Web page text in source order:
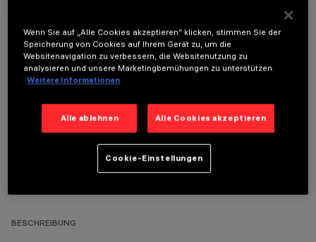
OPTIONALE KOMPONENTEN
TECHNISCHE DATEN
BESCHREIBUNG
Wenn Sie auf „Alle Cookies akzeptieren“ klicken, stimmen Sie der
Speicherung von Cookies auf Ihrem Gerät zu, um die
Websitenavigation zu verbessern, die Websitenutzung zu
analysieren und unsere Marketingbemühungen zu unterstützen.
Weitere Informationen
Alle ablehnen Alle Cookies akzeptieren
Cookie-Einstellungen